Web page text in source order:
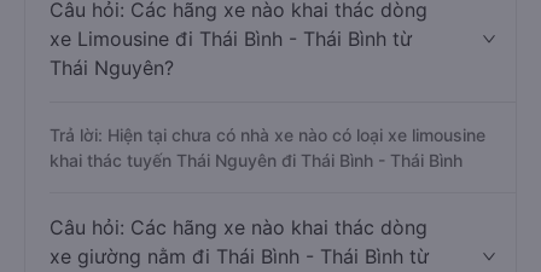
Câu hỏi: Các hãng xe nào khai thác dòng
xe Limousine đi Thái Bình - Thái Bình từ
Thái Nguyên?
Trả lời: Hiện tại chưa có nhà xe nào có loại xe limousine
khai thác tuyến Thái Nguyên đi Thái Bình - Thái Bình
Câu hỏi: Các hãng xe nào khai thác dòng
xe giường nằm đi Thái Bình - Thái Bình từ